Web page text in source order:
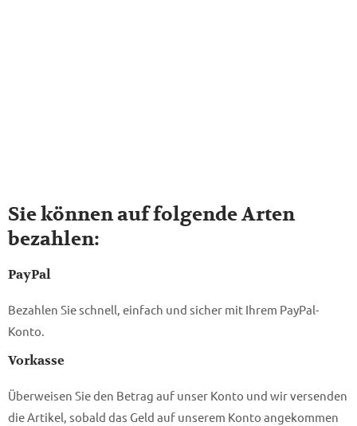
Sie können auf folgende Arten
bezahlen:
PayPal
Bezahlen Sie schnell, einfach und sicher mit Ihrem PayPal-
Konto.
Vorkasse
Überweisen Sie den Betrag auf unser Konto und wir versenden
die Artikel, sobald das Geld auf unserem Konto angekommen